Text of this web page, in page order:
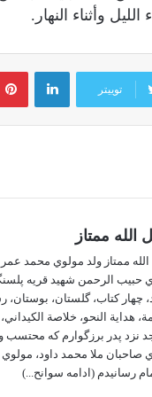
وأثناء النهار.
توییتر
لینکدین
ممتاز
ممتاز ولد مولوي محمد عمر
حبيب الرحمن شهيد قريه
چهار كتاب، گلستان،
هداية النحو، خلاصة
نزد پدر برزگوارم كه محتسب
صاحبان ملا محمد داود، مولوي
رسانيدم (ادامه سوانح...)